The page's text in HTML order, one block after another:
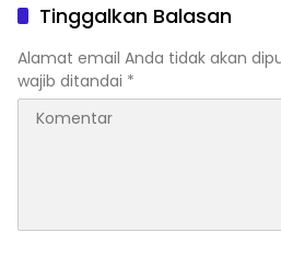
Tinggalkan Balasan
Alamat email Anda tidak akan
wajib ditandai *